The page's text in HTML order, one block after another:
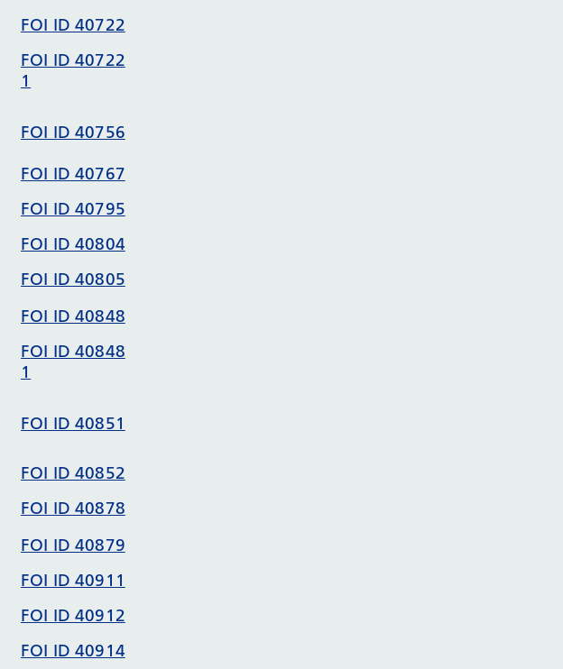
FOI ID 40722
FOI ID 40722
1
FOI ID 40756
FOI ID 40767
FOI ID 40795
FOI ID 40804
FOI ID 40805
FOI ID 40848
FOI ID 40848
1
FOI ID 40851
FOI ID 40852
FOI ID 40878
FOI ID 40879
FOI ID 40911
FOI ID 40912
FOI ID 40914